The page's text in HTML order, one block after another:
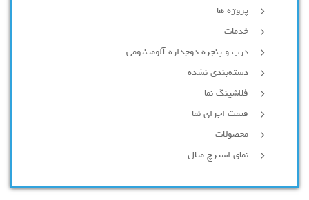
پروژه ها
خدمات
درب و پنجره دوجداره آلومینیومی
دسته‌بندی نشده
فلاشینگ نما
قیمت اجرای نما
محصولات
نمای استرچ متال